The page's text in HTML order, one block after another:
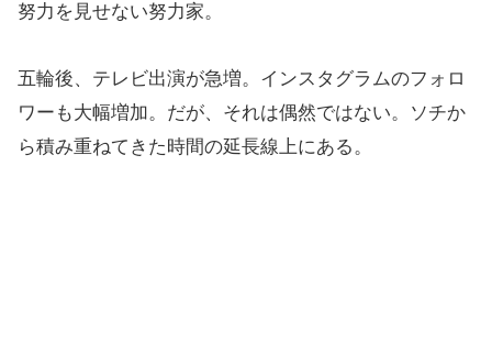
努力を見せない努力家。
五輪後、テレビ出演が急増。インスタグラムのフォロ
ワーも大幅増加。だが、それは偶然ではない。ソチか
ら積み重ねてきた時間の延長線上にある。